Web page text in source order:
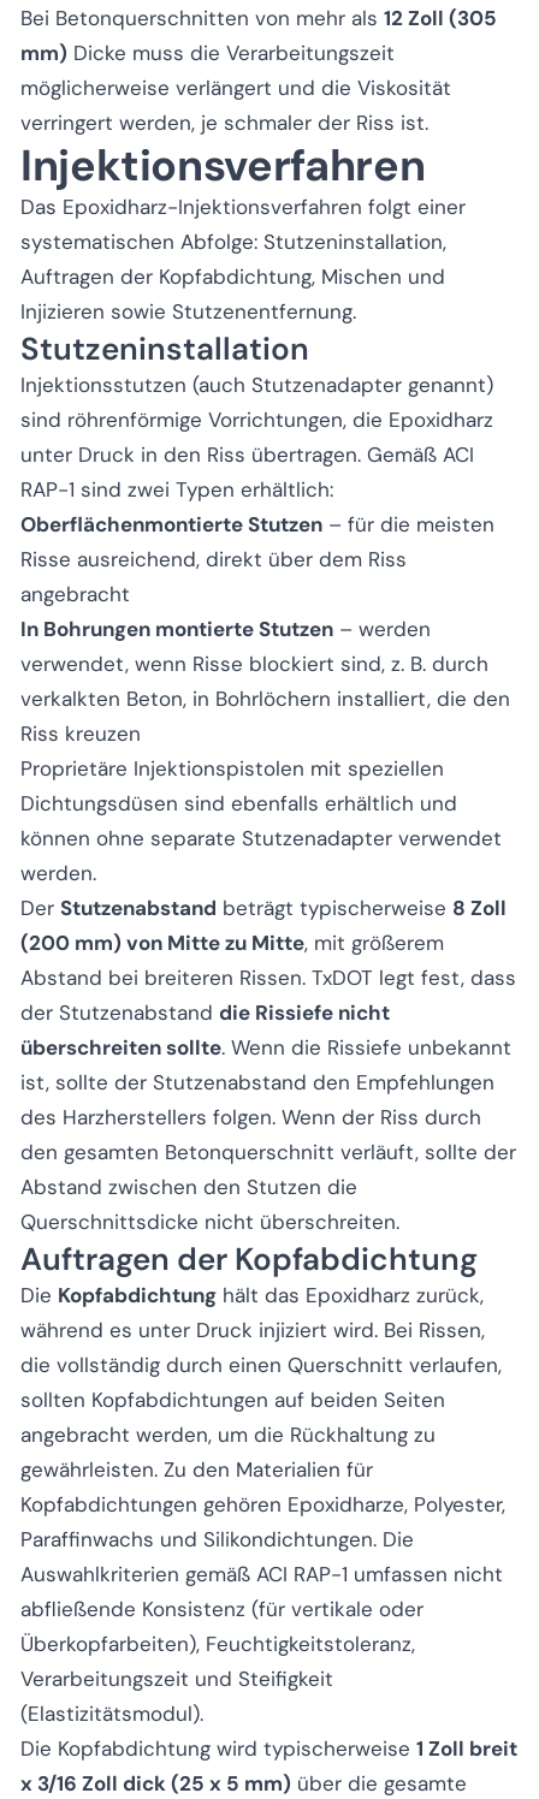
Bei Betonquerschnitten von mehr als 12 Zoll (305
mm) Dicke muss die Verarbeitungszeit
möglicherweise verlängert und die Viskosität
verringert werden, je schmaler der Riss ist.
Injektionsverfahren
Das Epoxidharz-Injektionsverfahren folgt einer
systematischen Abfolge: Stutzeninstallation,
Auftragen der Kopfabdichtung, Mischen und
Injizieren sowie Stutzenentfernung.
Stutzeninstallation
Injektionsstutzen (auch Stutzenadapter genannt)
sind röhrenförmige Vorrichtungen, die Epoxidharz
unter Druck in den Riss übertragen. Gemäß ACI
RAP-1 sind zwei Typen erhältlich:
Oberflächenmontierte Stutzen – für die meisten
Risse ausreichend, direkt über dem Riss
angebracht
In Bohrungen montierte Stutzen – werden
verwendet, wenn Risse blockiert sind, z. B. durch
verkalkten Beton, in Bohrlöchern installiert, die den
Riss kreuzen
Proprietäre Injektionspistolen mit speziellen
Dichtungsdüsen sind ebenfalls erhältlich und
können ohne separate Stutzenadapter verwendet
werden.
Der Stutzenabstand beträgt typischerweise 8 Zoll
(200 mm) von Mitte zu Mitte, mit größerem
Abstand bei breiteren Rissen. TxDOT legt fest, dass
der Stutzenabstand die Rissiefe nicht
überschreiten sollte. Wenn die Rissiefe unbekannt
ist, sollte der Stutzenabstand den Empfehlungen
des Harzherstellers folgen. Wenn der Riss durch
den gesamten Betonquerschnitt verläuft, sollte der
Abstand zwischen den Stutzen die
Querschnittsdicke nicht überschreiten.
Auftragen der Kopfabdichtung
Die Kopfabdichtung hält das Epoxidharz zurück,
während es unter Druck injiziert wird. Bei Rissen,
die vollständig durch einen Querschnitt verlaufen,
sollten Kopfabdichtungen auf beiden Seiten
angebracht werden, um die Rückhaltung zu
gewährleisten. Zu den Materialien für
Kopfabdichtungen gehören Epoxidharze, Polyester,
Paraffinwachs und Silikondichtungen. Die
Auswahlkriterien gemäß ACI RAP-1 umfassen nicht
abfließende Konsistenz (für vertikale oder
Überkopfarbeiten), Feuchtigkeitstoleranz,
Verarbeitungszeit und Steifigkeit
(Elastizitätsmodul).
Die Kopfabdichtung wird typischerweise 1 Zoll breit
x 3/16 Zoll dick (25 x 5 mm) über die gesamte